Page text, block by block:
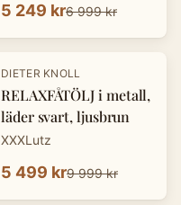
5 249 kr6 999 kr
-45%
DIETER KNOLL
RELAXFÅTÖLJ i metall,
läder svart, ljusbrun
XXXLutz
5 499 kr9 999 kr